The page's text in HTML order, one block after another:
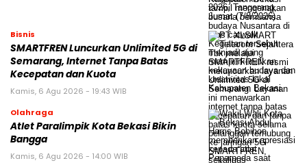
Bisnis
SMARTFREN Luncurkan Unlimited 5G di
Semarang, Internet Tanpa Batas
Kecepatan dan Kuota
Kamis, 6 Agu 2026 - 19:43 WIB
Olahraga
Atlet Paralimpik Kota Bekasi Bikin
Bangga
Kamis, 6 Agu 2026 - 14:00 WIB